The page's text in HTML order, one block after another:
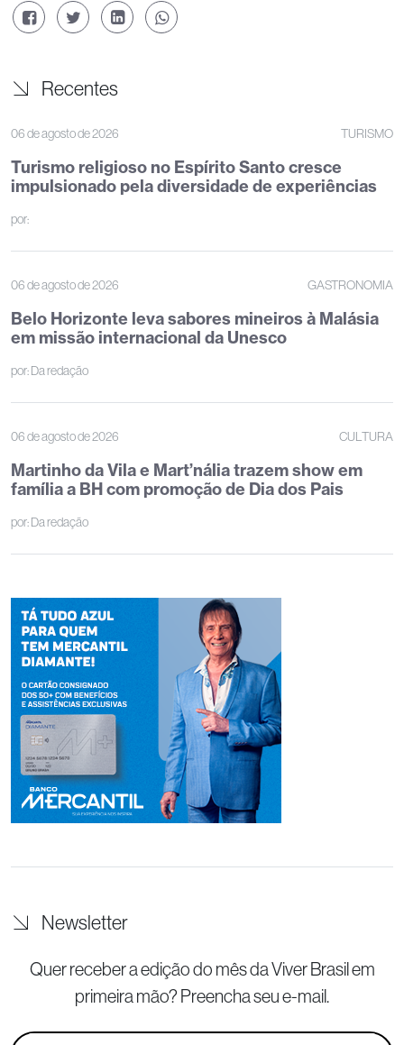
Recentes
06 de agosto de 2026 TURISMO
Turismo religioso no Espírito Santo cresce
impulsionado pela diversidade de experiências
por:
06 de agosto de 2026 GASTRONOMIA
Belo Horizonte leva sabores mineiros à Malásia
em missão internacional da Unesco
por:Da redação
06 de agosto de 2026 CULTURA
Martinho da Vila e Mart’nália trazem show em
família a BH com promoção de Dia dos Pais
por:Da redação
Newsletter
Quer receber a edição do mês da Viver Brasilem
primeira mão? Preencha seu e-mail.